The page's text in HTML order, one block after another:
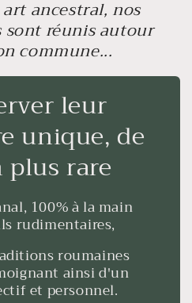
ancestral, nos
réunis autour
commune...
leur
unique, de
rare
100% à la main
rudimentaires,
roumaines
ainsi d'un
et personnel.